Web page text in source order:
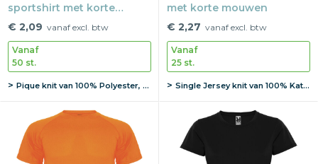
sportshirt met korte
mouwen voor kinderen
€ 2,09 vanaf excl. btw
Vanaf
50 st.
Pique knit van 100% Polyester, 150 g/m2
met korte mouwen
€ 2,27 vanaf excl. btw
Vanaf
25 st.
Single Jersey knit van 100% Katoen, 170 g/m2